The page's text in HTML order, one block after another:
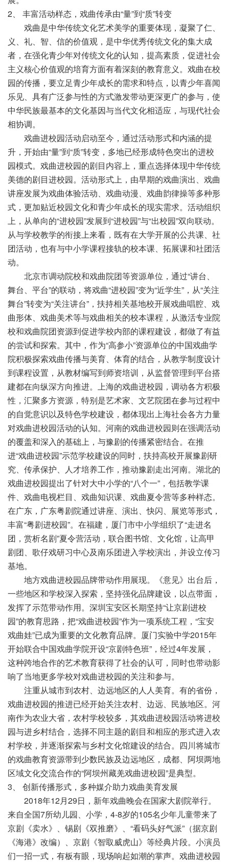
2、 丰富活动样态，戏曲传承由“量”到“质”转变
戏曲是中华传统文化艺术美学的重要体现，凝聚了仁、
义、礼、智、信的价值观，是中华优秀传统文化的集大成
者，在强化青少年对传统文化的认知，提高素质，促进社会
主义核心价值观的培育方面有着深刻的教育意义。戏曲在校
园的传播，要立足青少年成长的需求和特点，以青少年喜闻
乐见、具有广泛参与性的方式激发带动更深更广的参与，使
中华民族最基本的文化基因与当代文化相适应，与现代社会
相协调。
戏曲进校园活动启动至今，通过活动形式和内涵的提
升，开始由“量”到“质”转变，多地已经形成特色突出的进校
园模式。戏曲进校园的剧目内容上，重点选择体现中华传统
美德的剧目进校园。活动形式上，由早期的戏曲演出、戏曲
讲座发展为戏曲体验活动、戏曲动漫、戏曲韵律操等多种形
式，更加贴近校园文化和青少年成长的现实需求。活动组织
上，从单向的“进校园”发展到“进校园”与“出校园”双向联动。
从与学校教学的衔接上来看，既有在大学开展的公共课、社
团活动，也有与中小学课程接轨的校本课、拓展课和社团活
动。
北京市调动院校和戏曲院团等资源单位，通过“讲台、
舞台、平台”的联动，将戏曲“进校园”变为“近学生”，从“关注
舞台”转变为“关注讲台”，扶持相关基地校开展戏曲唱腔、戏
曲形体、戏曲美术等与戏曲相关的校本课程，从激活专业院
校和戏曲院团资源到促进学校内部的课程建设，都做了有益
的尝试和探索。其中，作为“高参小”资源单位的中国戏曲学
院积极探索戏曲传播与美育、体育的结合，从教学制度设计
到课程设置，从教材编写到师资培训，从监督管理到平台搭
建都在向纵深方向推进。上海的戏曲进校园，调动各方积极
性，汇聚多方资源，特别是艺术家、文艺院团在参与过程中
的自觉意识以及特色学校建设，都体现出上海社会各方力量
对戏曲进校园活动的认知。河南的戏曲进校园则在强调活动
的覆盖和深入的基础上，与豫剧的传播紧密结合。在推
进“戏曲进校园”示范学校建设的同时，扶持高校开展豫剧研
究、传承保护、人才培养工作，推动豫剧走出河南。湖北的
戏曲进校园提出了针对大中小学的“八个一”，包括教学课
件、戏曲电视栏目、戏曲知识课、戏曲夏令营等多种样态。
在广东，广东粤剧院通过讲座、演出、快闪、展览等形式，
丰富“粤剧进校园”。在福建，厦门市中小学组织了“走进名
团，赏析名剧”夏令营活动，联合图书馆、文化馆，让高甲
剧团、歌仔戏研习中心及南乐团进入学校演出，并设立传习
基地。
地方戏曲进校园品牌带动作用展现。《意见》出台后，
一些地区和学校深入探索，坚持强化品牌建设，以点带面，
发挥了示范带动作用。深圳宝安区长期坚持“让京剧进校
园”的教育思路，把“戏曲进校园”作为一项系统工程，“宝安
戏曲娃”已成为重要的文化教育品牌。厦门实验中学2015年
开始联合中国戏曲学院开设“京剧特色班”，经过4年发展，
这种跨地合作的艺术教育获得了社会的认可，同时也带动影
响了当地更多学校对戏曲进校园的关注和参与。
注重从城市到农村、边远地区的人人美育。有的省份，
戏曲进校园的推进已经开始关注农村、边远、民族地区。河
南作为农业大省，农村学校较多，其戏曲进校园活动将进校
园与进乡村结合，选择不同主题的剧目和相应的形式进入农
村学校，并逐渐探索与乡村文化馆建设的结合。四川将城市
的戏曲教育资源带到少数民族及边远地区，成都、阿坝两地
区域文化交流合作的“阿坝州藏羌戏曲进校园”是典型。
3、 创新传播形式，多种媒介助力戏曲美育发展
2018年12月29日，新年戏曲晚会在国家大剧院举行。
来自全国7所幼儿园、小学，4-8岁的105名少年儿童带来了
京剧《卖水》、锡剧《双推磨》、“看码头好气派”（据京剧
《海港》改编）、京剧《智取威虎山》等经典片段。小演员
们一招一式，有板有眼，现场响起如潮的掌声。戏曲进校园